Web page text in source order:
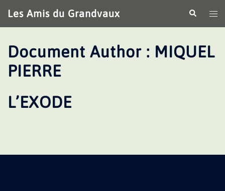
au
contenu
Les Amis du Grandvaux
le
Document Author : MIQUEL
PIERRE
L’EXODE